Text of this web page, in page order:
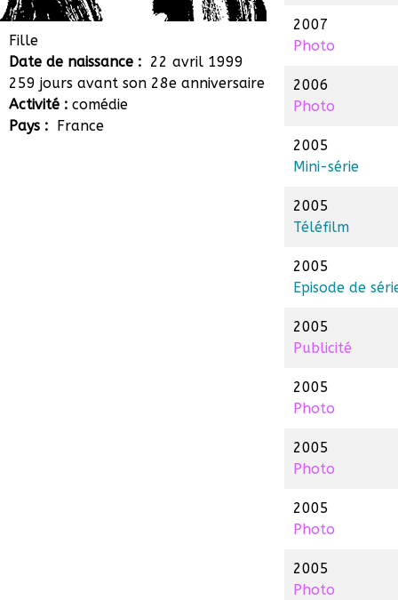
Margaux Mauger
Fille
Date de naissance : 22 avril 1999
259 jours avant son 28e anniversaire
Activité : comédie
Pays : France
2007
Photo
2006
Photo
2005
Mini-série
2005
Téléfilm
2005
Episode de
2005
Publicité
2005
Photo
2005
Photo
2005
Photo
2005
Photo